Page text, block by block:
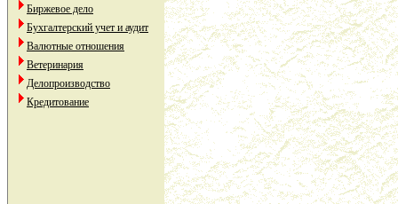
Биржевое дело
Бухгалтерский учет и аудит
Валютные отношения
Ветеринария
Делопроизводство
Кредитование